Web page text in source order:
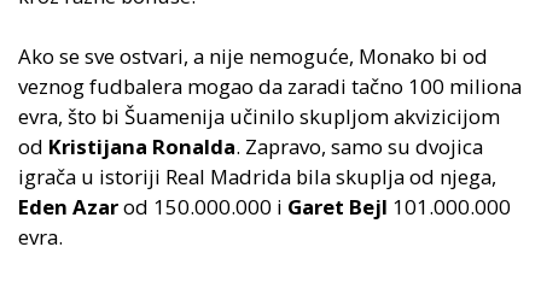
Ako se sve ostvari, a nije nemoguće, Monako bi od
veznog fudbalera mogao da zaradi tačno 100 miliona
evra, što bi Šuamenija učinilo skupljom akvizicijom
od Kristijana Ronalda. Zapravo, samo su dvojica
igrača u istoriji Real Madrida bila skuplja od njega,
Eden Azarod 150.000.000 i Garet Bejl 101.000.000
evra.